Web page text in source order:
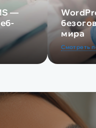
—
мира
Смотреть